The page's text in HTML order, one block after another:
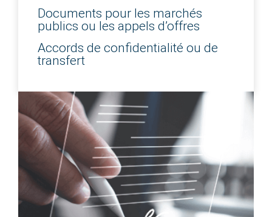
Documents pour les marchés
publics ou les appels d’offres
Accords de confidentialité ou de
transfert